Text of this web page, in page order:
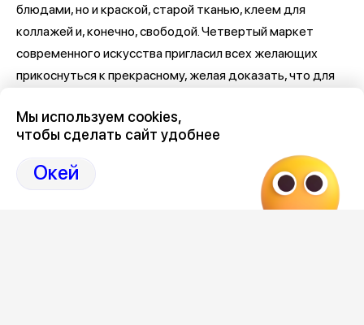
блюдами, но и краской, старой тканью, клеем для
коллажей и, конечно, свободой. Четвертый маркет
современного искусства пригласил всех желающих
прикоснуться к прекрасному, желая доказать, что для
небольшой, но полный людей дворик на Пушкинскую, 11Б,
где собирались услышать самые честные разговоры об
искусстве.
Чтобы пробраться к столам художников, приходилось
Мы используем cookies,
чтобы сделать сайт удобнее
Окей